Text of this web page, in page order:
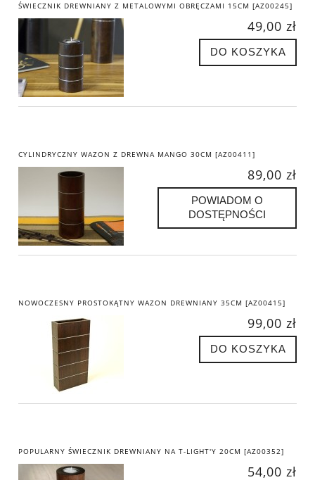
ŚWIECZNIK DREWNIANY Z METALOWYMI OBRĘCZAMI 15CM [AZ00245]
49,00 zł
DO KOSZYKA
CYLINDRYCZNY WAZON Z DREWNA MANGO 30CM [AZ00411]
89,00 zł
POWIADOM O
DOSTĘPNOŚCI
NOWOCZESNY PROSTOKĄTNY WAZON DREWNIANY 35CM [AZ00415]
99,00 zł
DO KOSZYKA
POPULARNY ŚWIECZNIK DREWNIANY NA T-LIGHT'Y 20CM [AZ00352]
54,00 zł